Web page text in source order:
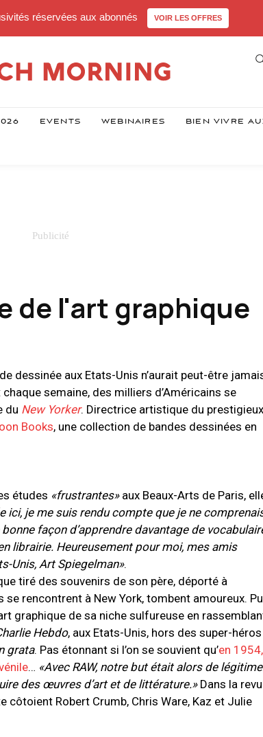
réservées aux abonnés VOIR LES OFFRES
EVENTS WEBINAIRES BIEN VIVRE
de l'art graphique
dessinée aux Etats-Unis n’aurait peut-être
semaine, des milliers d’Américains se
du New Yorker. Directrice artistique du prestigieux
Books, une collection de bandes dessinées en
études «frustrantes»aux Beaux-Arts de Paris,
ici, je me suis rendu compte que je ne
façon d’apprendre davantage de
librairie. Heureusement pour moi, mes amis
Unis, Art Spiegelman».
tiré des souvenirs de son père, déporté à
rencontrent à New York, tombent amoureux.
graphique de sa niche sulfureuse en
Hebdo, aux Etats-Unis, hors des super-héros
grata. Pas étonnant si l’on se souvient qu’en
… «Avec RAW, notre but était alors de
des œuvres d’art et de littérature.»Dans la
Robert Crumb, Chris Ware, Kaz et Julie